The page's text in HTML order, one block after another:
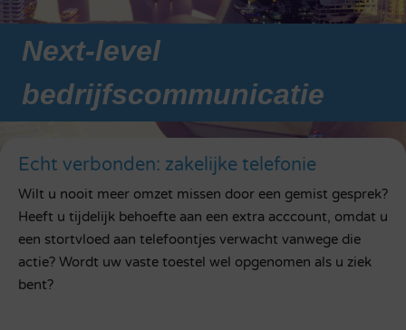
Next-level
bedrijfscommunicatie
Echt verbonden: zakelijke telefonie
Wilt u nooit meer omzet missen door een gemist gesprek?
Heeft u tijdelijk behoefte aan een extra acccount, omdat u
een stortvloed aan telefoontjes verwacht vanwege die
actie? Wordt uw vaste toestel wel opgenomen als u ziek
bent?